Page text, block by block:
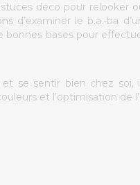
déco pour relooker
d’examiner le b.a.-ba
bonnes bases pour
et se sentir bien chez
et l’optimisation de